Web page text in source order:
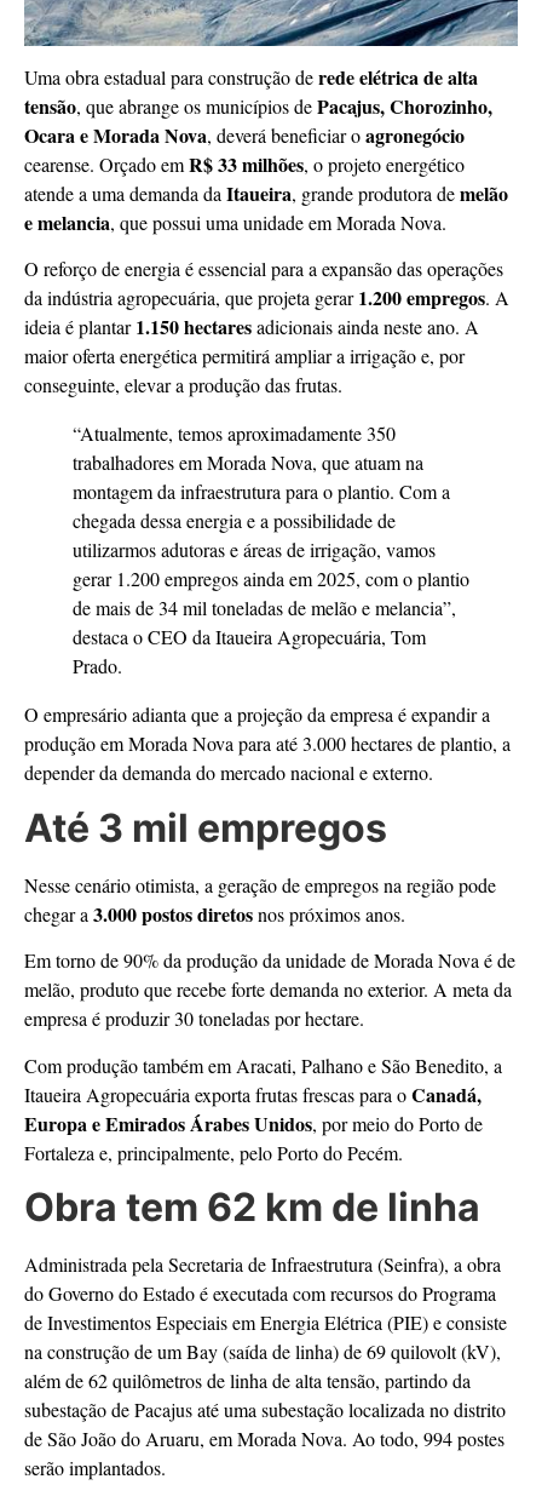
Uma obra estadual para construção derede elétrica de alta
tensão, que abrange os municípios dePacajus, Chorozinho,
Ocara e Morada Nova, deverá beneficiar oagronegócio
cearense. Orçado emR$ 33 milhões, o projeto energético
atende a uma demanda da Itaueira, grande produtora demelão
e melancia, que possui uma unidade em Morada Nova.
O reforço de energia é essencial para a expansão das operações
da indústria agropecuária, que projeta gerar1.200 empregos. A
ideia é plantar1.150 hectaresadicionais ainda neste ano. A
maior oferta energética permitirá ampliar a irrigação e, por
conseguinte, elevar a produção das frutas.
“Atualmente, temos aproximadamente 350
trabalhadores em Morada Nova, que atuam na
montagem da infraestrutura para o plantio. Com a
chegada dessa energia e a possibilidade de
utilizarmos adutoras e áreas de irrigação, vamos
gerar 1.200 empregos ainda em 2025, com o plantio
de mais de 34 mil toneladas de melão e melancia”,
destaca o CEO da Itaueira Agropecuária, Tom
Prado.
O empresário adianta que a projeção da empresa é expandir a
produção em Morada Nova para até 3.000 hectares de plantio, a
depender da demanda do mercado nacional e externo.
Até 3 mil empregos
Nesse cenário otimista, a geração de empregos na região pode
chegar a 3.000 postos diretosnos próximos anos.
Em torno de 90% da produção da unidade de Morada Nova é de
melão, produto que recebe forte demanda no exterior. A meta da
empresa é produzir 30 toneladas por hectare.
Com produção também em Aracati, Palhano e São Benedito, a
Itaueira Agropecuária exporta frutas frescas para oCanadá,
Europa e Emirados Árabes Unidos, por meio do Porto de
Fortaleza e, principalmente, pelo Porto do Pecém.
Obra tem 62 km de linha
Administrada pela Secretaria de Infraestrutura (Seinfra), a obra
do Governo do Estado é executada com recursos do Programa
de Investimentos Especiais em Energia Elétrica (PIE) e consiste
na construção de um Bay (saída de linha) de 69 quilovolt (kV),
além de 62 quilômetros de linha de alta tensão, partindo da
subestação de Pacajus até uma subestação localizada no distrito
de São João do Aruaru, em Morada Nova. Ao todo, 994 postes
serão implantados.